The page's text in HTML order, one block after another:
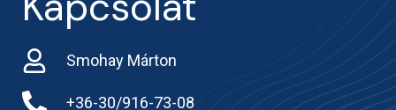
Smohay Márton
+36-30/916-73-08